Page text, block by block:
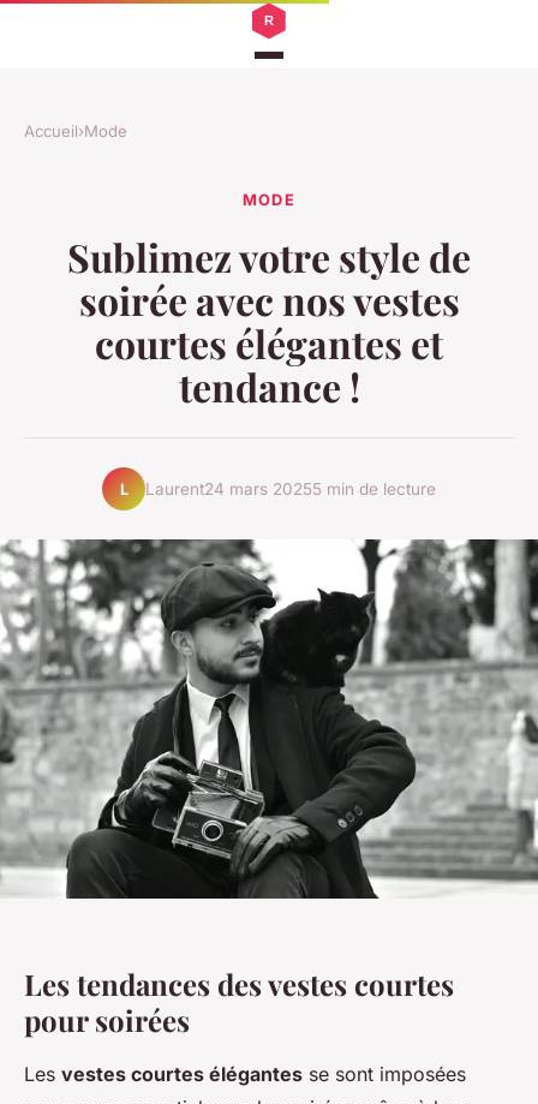
Accueil›Mode
MODE
Sublimez votre style de
soirée avec nos vestes
courtes élégantes et
tendance !
L Laurent24 mars 20255 min de lecture
Les tendances des vestes courtes
pour soirées
Les vestes courtes élégantes se sont imposées